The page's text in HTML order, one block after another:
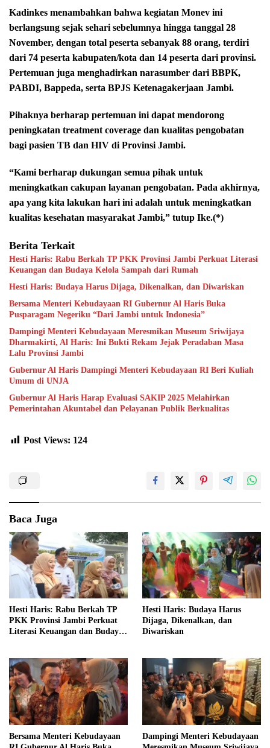
Kadinkes menambahkan bahwa kegiatan Monev ini
berlangsung sejak sehari sebelumnya hingga tanggal 28
November, dengan total peserta sebanyak 88 orang, terdiri
dari 74 peserta kabupaten/kota dan 14 peserta dari provinsi.
Pertemuan juga menghadirkan narasumber dari BBPK,
PABDI, Bappeda, serta BPJS Ketenagakerjaan Jambi.
Pihaknya berharap pertemuan ini dapat mendorong
peningkatan treatment coverage dan kualitas pengobatan
bagi pasien TB dan HIV di Provinsi Jambi.
“Kami berharap dukungan semua pihak untuk
meningkatkan cakupan layanan pengobatan. Pada akhirnya,
apa yang kita lakukan hari ini adalah untuk meningkatkan
kualitas kesehatan masyarakat Jambi,” tutup Ike.(*)
Berita Terkait
Hesti Haris: Rabu Berkah TP PKK Provinsi Jambi Perkuat Literasi
Keuangan dan Budaya Kelola Sampah dari Rumah
Hesti Haris: Budaya Harus Dijaga, Dikenalkan, dan Diwariskan
Bersama Menteri Kebudayaan RI Gubernur Al Haris Buka
Pusparagam Negeriku “Dari Jambi untuk Indonesia”
Dampingi Menteri Kebudayaan Meresmikan Museum Sriwijaya
Dharmakirti, Al Haris: Ini Bukti Rekam Jejak Peradaban Masa
Lalu Provinsi Jambi
Gubernur Al Haris Dampingi Menteri Kebudayaan RI Beri Kuliah
Umum di UNJA
Gubernur Al Haris Harap Evaluasi SAKIP 2025 Melahirkan
Pemerintahan Akuntabel dan Pelayanan Publik Berkualitas
Post Views: 124
Baca Juga
Hesti Haris: Rabu Berkah TP
PKK Provinsi Jambi Perkuat
Literasi Keuangan dan Budaya
Hesti Haris: Budaya Harus
Dijaga, Dikenalkan, dan
Diwariskan
Bersama Menteri Kebudayaan
Dampingi Menteri Kebudayaan